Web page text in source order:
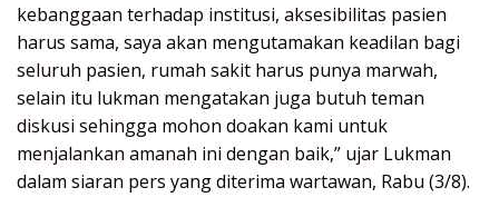
kebanggaan terhadap institusi, aksesibilitas pasien
harus sama, saya akan mengutamakan keadilan bagi
seluruh pasien, rumah sakit harus punya marwah,
selain itu lukman mengatakan juga butuh teman
diskusi sehingga mohon doakan kami untuk
menjalankan amanah ini dengan baik,” ujar Lukman
dalam siaran pers yang diterima wartawan, Rabu (3/8).